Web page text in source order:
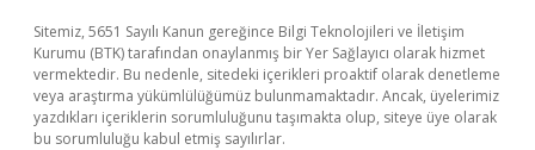
Sitemiz, 5651 Sayılı Kanun gereğince Bilgi Teknolojileri ve İletişim
Kurumu (BTK) tarafından onaylanmış bir Yer Sağlayıcı olarak hizmet
vermektedir. Bu nedenle, sitedeki içerikleri proaktif olarak denetleme
veya araştırma yükümlülüğümüz bulunmamaktadır. Ancak, üyelerimiz
yazdıkları içeriklerin sorumluluğunu taşımakta olup, siteye üye olarak
bu sorumluluğu kabul etmiş sayılırlar.